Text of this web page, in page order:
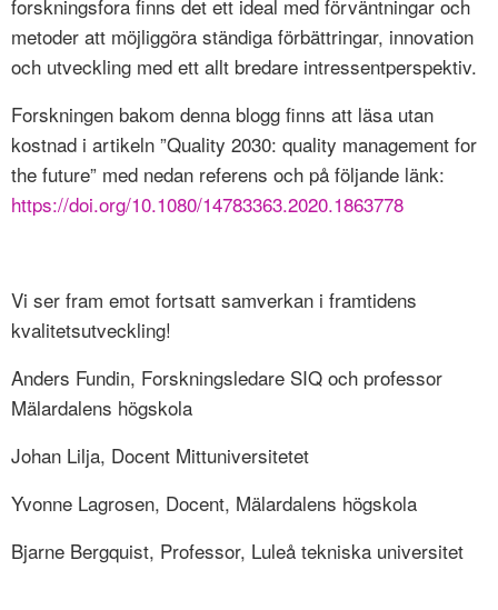
forskningsfora finns det ett ideal med förväntningar och
metoder att möjliggöra ständiga förbättringar, innovation
och utveckling med ett allt bredare intressentperspektiv.
Forskningen bakom denna blogg finns att läsa utan
kostnad i artikeln ”Quality 2030: quality management for
the future” med nedan referens och på följande länk:
https://doi.org/10.1080/14783363.2020.1863778
Vi ser fram emot fortsatt samverkan i framtidens
kvalitetsutveckling!
Anders Fundin, Forskningsledare SIQ och professor
Mälardalens högskola
Johan Lilja, Docent Mittuniversitetet
Yvonne Lagrosen, Docent, Mälardalens högskola
Bjarne Bergquist, Professor, Luleå tekniska universitet